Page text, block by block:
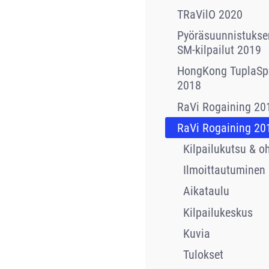
TRaVilO 2020
SM-kilpailut 2019
HongKong
2018
RaVi Rogaining
RaVi Rogaining
Kilpailukutsu &
Ilmoittautuminen
Aikataulu
Kilpailukeskus
Kuvia
Tulokset